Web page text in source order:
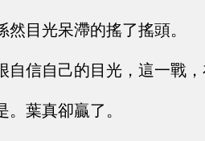
然目光呆滯的搖了搖頭。
自信自己的目光，這一戰
。葉真卻贏了。